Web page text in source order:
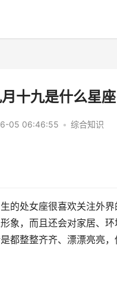
十九是什么星座
05 06:46:55 • 综合知识
的处女座很喜欢关注外
象，而且还会对家居、
都整整齐齐、漂漂亮亮